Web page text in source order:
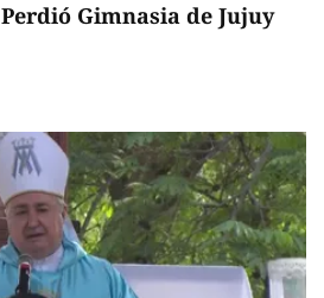
Perdió Gimnasia de Jujuy